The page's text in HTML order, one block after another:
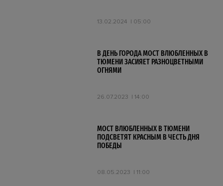
13.02.2024 05:00
В ДЕНЬ ГОРОДА МОСТ ВЛЮБЛЕННЫХ В
ТЮМЕНИ ЗАСИЯЕТ РАЗНОЦВЕТНЫМИ
ОГНЯМИ
26.07.2023 14:00
МОСТ ВЛЮБЛЕННЫХ В ТЮМЕНИ
ПОДСВЕТЯТ КРАСНЫМ В ЧЕСТЬ ДНЯ
ПОБЕДЫ
08.05.2023 11:00